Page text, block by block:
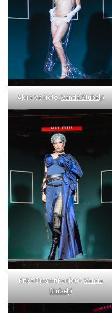
Akira Ve (foto: Vanda Stubelj)
Kitka Dinamitka (foto: Vanda
Stubelj)